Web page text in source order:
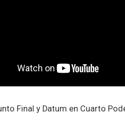
Final y Datum en Cuarto